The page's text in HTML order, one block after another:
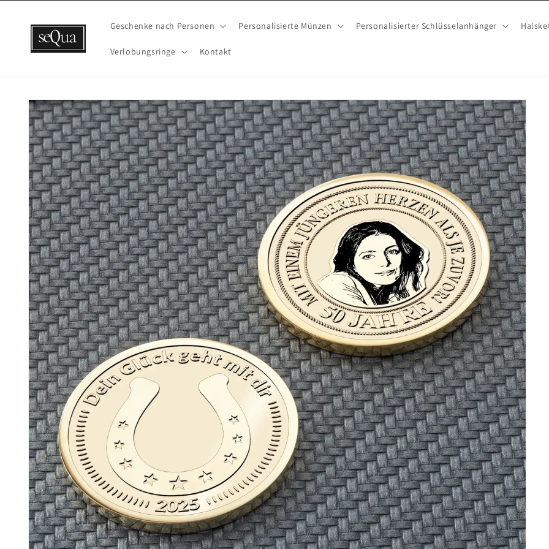
Direkt
Inhalt
Geschenke nach Personen Personalisierte Münzen Personalisierter Schlüsselanhänger
Verlobungsringe Kontakt
Zu
Produktinformationen
springen